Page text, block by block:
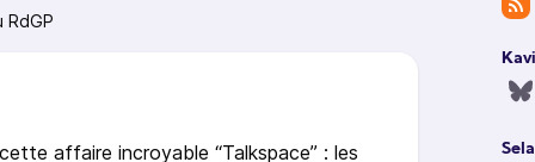
affaire incroyable “Talkspace” : les